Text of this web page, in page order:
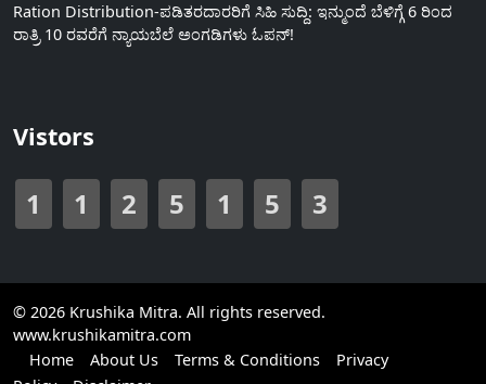
Ration Distribution-ಪಡಿತರದಾರರಿಗೆ ಸಿಹಿ ಸುದ್ದಿ: ಇನ್ಮುಂದೆ ಬೆಳಿಗ್ಗೆ 6 ರಿಂದ
ರಾತ್ರಿ 10 ರವರೆಗೆ ನ್ಯಾಯಬೆಲೆ ಅಂಗಡಿಗಳು ಓಪನ್!
Vistors
1 1 2 5 1 5 3
© 2026 Krushika Mitra. All rights reserved.
www.krushikamitra.com
Home
About Us Terms & Conditions
Privacy